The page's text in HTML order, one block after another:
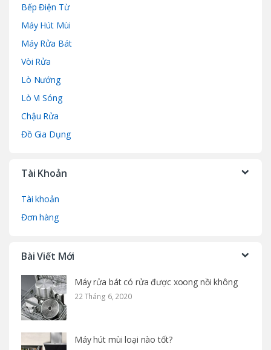
Bếp Điện Từ
Máy Hút Mùi
Máy Rửa Bát
Vòi Rửa
Lò Nướng
Lò Vi Sóng
Chậu Rửa
Đồ Gia Dụng
Tài Khoản
Tài khoản
Đơn hàng
Bài Viết Mới
Máy rửa bát có rửa được xoong nồi không
22 Tháng 6, 2020
Máy hút mùi loại nào tốt?